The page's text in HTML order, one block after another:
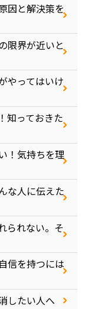
因と解決策を
限界が近いと
やってはいけ
知っておきた
！気持ちを理
な人に伝えた
られない。そ
信を持つには
したい人へ